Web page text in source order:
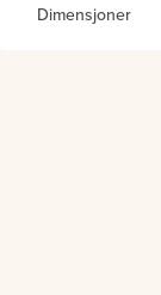
Dimensjoner